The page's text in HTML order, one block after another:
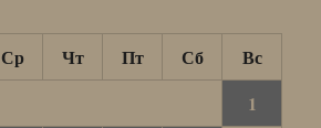
Ср Чт Пт Сб
Вс
1